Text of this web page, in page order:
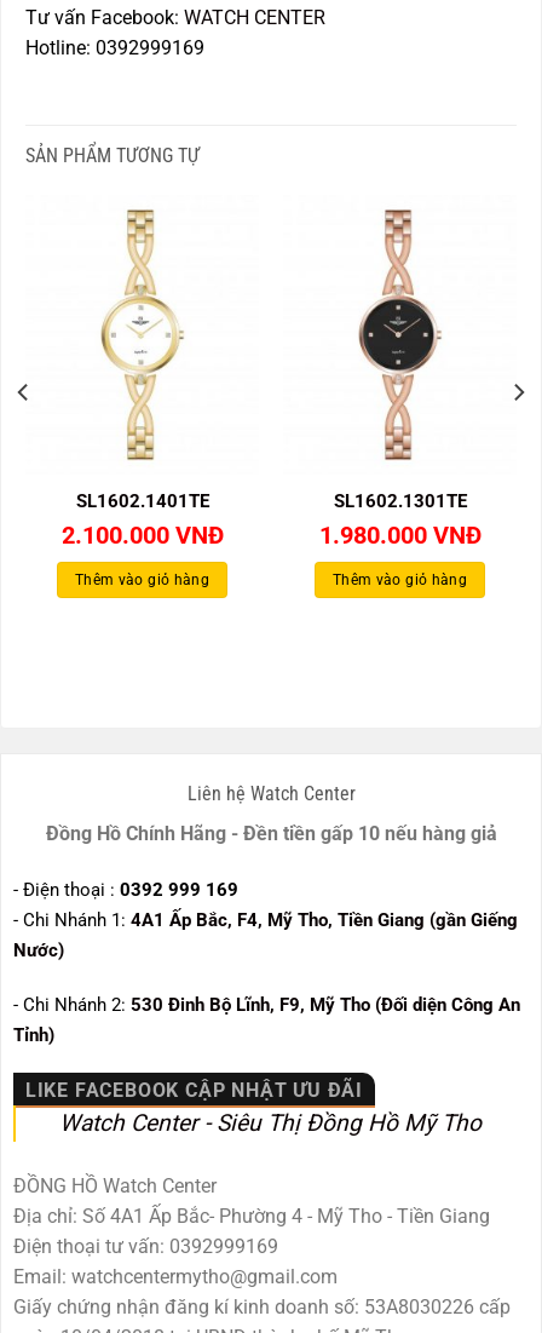
Tư vấn Facebook: WATCH CENTER
Hotline: 0392999169
SẢN PHẨM TƯƠNG TỰ
SL1602.1401TE
2.100.000 VNĐ
Thêm vào giỏ hàng
SL1602.1301TE
1.980.000 VNĐ
Thêm vào giỏ hàng
Liên hệ Watch Center
Đồng Hồ Chính Hãng - Đền tiền gấp 10 nếu hàng giả
- Điện thoại : 0392 999 169
- Chi Nhánh 1: 4A1 Ấp Bắc, F4, Mỹ Tho, Tiền Giang (gần Giếng
Nước)
- Chi Nhánh 2: 530 Đinh Bộ Lĩnh, F9, Mỹ Tho (Đối diện Công An
Tỉnh)
LIKE FACEBOOK CẬP NHẬT ƯU ĐÃI
Watch Center - Siêu Thị Đồng Hồ Mỹ Tho
ĐỒNG HỒ Watch Center
Địa chỉ: Số 4A1 Ấp Bắc- Phường 4 - Mỹ Tho - Tiền Giang
Điện thoại tư vấn: 0392999169
Email: watchcentermytho@gmail.com
Giấy chứng nhận đăng kí kinh doanh số: 53A8030226 cấp